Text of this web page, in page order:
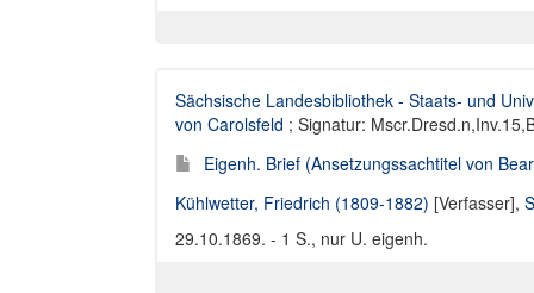
Sächsische Landesbibliothek - Staats- und
von Carolsfeld ; Signatur:
Eigenh. Brief (Ansetzungssachtitel von
Kühlwetter, Friedrich (1809-1882) [Verfasser],
29.10.1869. - 1 S., nur U. eigenh.